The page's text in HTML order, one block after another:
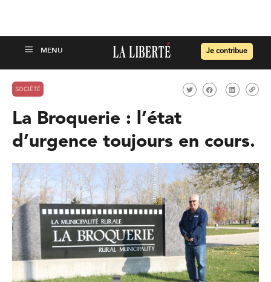
Je contribue
SOCIÉTÉ
La Broquerie : l’état
d’urgence toujours en cours.